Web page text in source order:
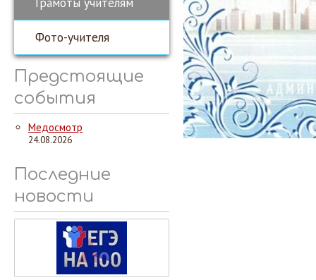
Фото-учителя
Предстоящие
события
Медосмотр
24.08.2026
Последние
новости